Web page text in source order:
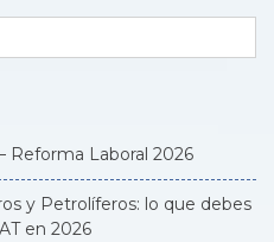
Reforma Laboral 2026
y Petrolíferos: lo que debes
en 2026